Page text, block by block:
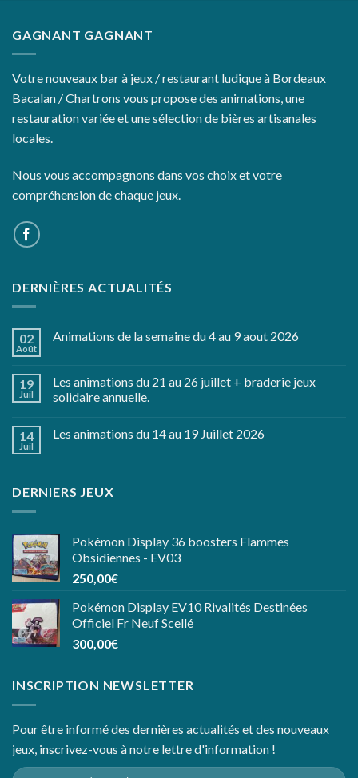
GAGNANT GAGNANT
Votre nouveaux bar à jeux / restaurant ludique à Bordeaux
Bacalan / Chartrons vous propose des animations, une
restauration variée et une sélection de bières artisanales
locales.
Nous vous accompagnons dans vos choix et votre
compréhension de chaque jeux.
DERNIÈRES ACTUALITÉS
02
Août
Animations de la semaine du 4 au 9 aout 2026
19
Juil
Les animations du 21 au 26 juillet + braderie jeux
solidaire annuelle.
14
Juil
Les animations du 14 au 19 Juillet 2026
DERNIERS JEUX
Pokémon Display 36 boosters Flammes
Obsidiennes - EV03
250,00€
Pokémon Display EV10 Rivalités Destinées
Officiel Fr Neuf Scellé
300,00€
INSCRIPTION NEWSLETTER
Pour être informé des dernières actualités et des nouveaux
jeux, inscrivez-vous à notre lettre d'information !